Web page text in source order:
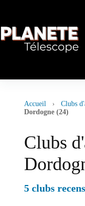
Accueil › Clubs
Dordogne (24)
Clubs
5 clubs